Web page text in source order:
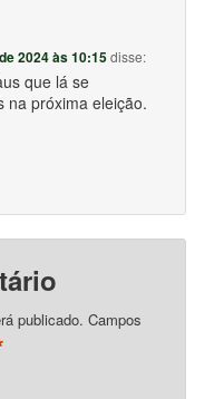
2024 às 10:15disse:
que lá se
na próxima eleição.
publicado. Campos